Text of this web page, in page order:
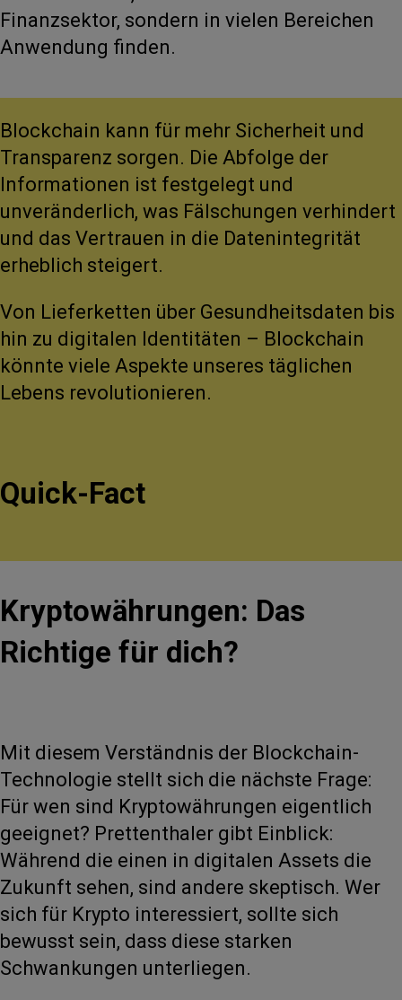
Finanzsektor, sondern in vielen Bereichen
Anwendung finden.
Blockchain kann für mehr Sicherheit und
Transparenz sorgen. Die Abfolge der
Informationen ist festgelegt und
unveränderlich, was Fälschungen verhindert
und das Vertrauen in die Datenintegrität
erheblich steigert.
Von Lieferketten über Gesundheitsdaten bis
hin zu digitalen Identitäten – Blockchain
könnte viele Aspekte unseres täglichen
Lebens revolutionieren.
Quick-Fact
Kryptowährungen: Das
Richtige für dich?
Mit diesem Verständnis der Blockchain-
Technologie stellt sich die nächste Frage:
Für wen sind Kryptowährungen eigentlich
geeignet? Prettenthaler gibt Einblick:
Während die einen in digitalen Assets die
Zukunft sehen, sind andere skeptisch. Wer
sich für Krypto interessiert, sollte sich
bewusst sein, dass diese starken
Schwankungen unterliegen.